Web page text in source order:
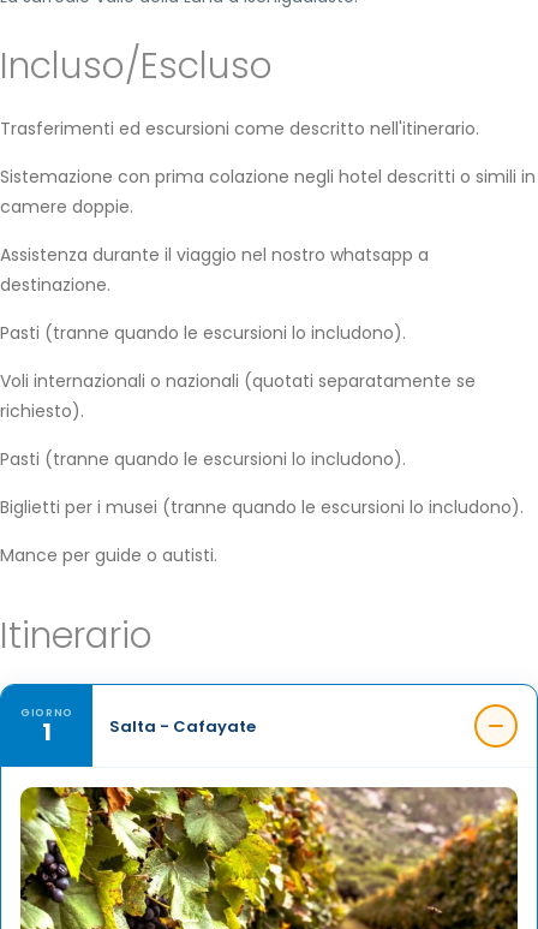
Incluso/Escluso
Trasferimenti ed escursioni come descritto nell'itinerario.
Sistemazione con prima colazione negli hotel descritti o simili in
camere doppie.
Assistenza durante il viaggio nel nostro whatsapp a
destinazione.
Pasti (tranne quando le escursioni lo includono).
Voli internazionali o nazionali (quotati separatamente se
richiesto).
Pasti (tranne quando le escursioni lo includono).
Biglietti per i musei (tranne quando le escursioni lo includono).
Mance per guide o autisti.
Itinerario
GIORNO
1 Salta - Cafayate